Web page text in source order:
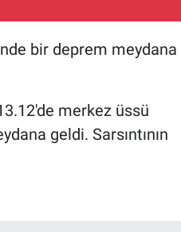
bir deprem meydana
merkez üssü
geldi. Sarsıntının